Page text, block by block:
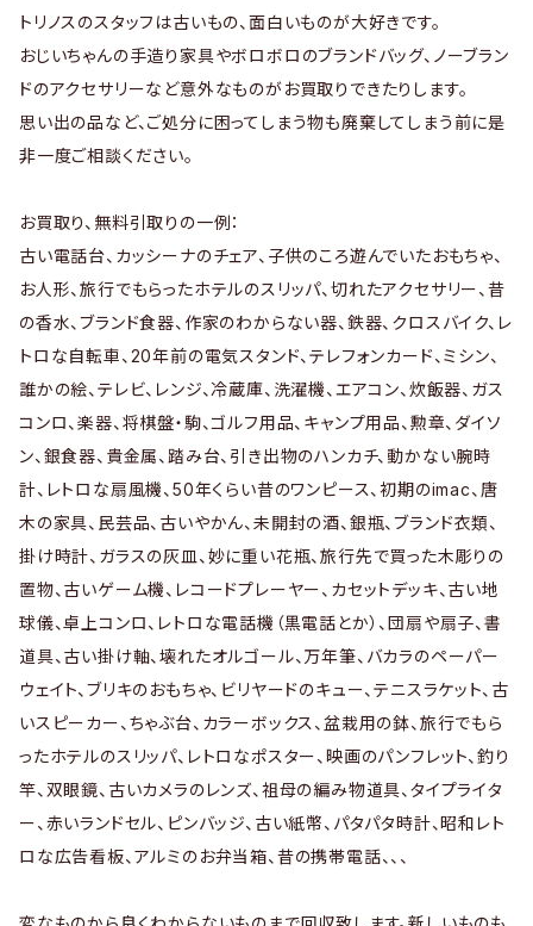
トリノスのスタッフは古いもの、面白いものが大好きです。
おじいちゃんの手造り家具やボロボロのブランドバッグ、ノーブラン
ドのアクセサリーなど意外なものがお買取りできたりします。
思い出の品など、ご処分に困ってしまう物も廃棄してしまう前に是
非一度ご相談ください。
お買取り、無料引取りの一例：
古い電話台、カッシーナのチェア、子供のころ遊んでいたおもちゃ、
お人形、旅行でもらったホテルのスリッパ、切れたアクセサリー、昔
の香水、ブランド食器、作家のわからない器、鉄器、クロスバイク、レ
トロな自転車、20年前の電気スタンド、テレフォンカード、ミシン、
誰かの絵、テレビ、レンジ、冷蔵庫、洗濯機、エアコン、炊飯器、ガス
コンロ、楽器、将棋盤・駒、ゴルフ用品、キャンプ用品、勲章、ダイソ
ン、銀食器、貴金属、踏み台、引き出物のハンカチ、動かない腕時
計、レトロな扇風機、50年くらい昔のワンピース、初期のimac、唐
木の家具、民芸品、古いやかん、未開封の酒、銀瓶、ブランド衣類、
掛け時計、ガラスの灰皿、妙に重い花瓶、旅行先で買った木彫りの
置物、古いゲーム機、レコードプレーヤー、カセットデッキ、古い地
球儀、卓上コンロ、レトロな電話機（黒電話とか）、団扇や扇子、書
道具、古い掛け軸、壊れたオルゴール、万年筆、バカラのペーパー
ウェイト、ブリキのおもちゃ、ビリヤードのキュー、テニスラケット、古
いスピーカー、ちゃぶ台、カラーボックス、盆栽用の鉢、旅行でもら
ったホテルのスリッパ、レトロなポスター、映画のパンフレット、釣り
竿、双眼鏡、古いカメラのレンズ、祖母の編み物道具、タイプライタ
ー、赤いランドセル、ピンバッジ、古い紙幣、パタパタ時計、昭和レト
ロな広告看板、アルミのお弁当箱、昔の携帯電話、、、